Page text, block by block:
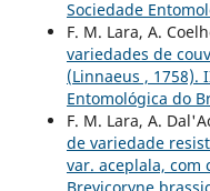
Sociedade
F. M. Lara, A.
variedades de
(Linnaeus , 1758).
Entomológica do
F. M. Lara, A.
de variedade
var. aceplala, com